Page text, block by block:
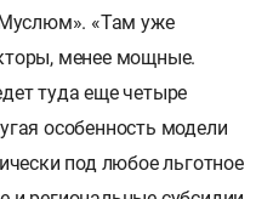
Муслюм». «Там уже
менее мощные.
туда еще четыре
особенность модели
под любое льготное